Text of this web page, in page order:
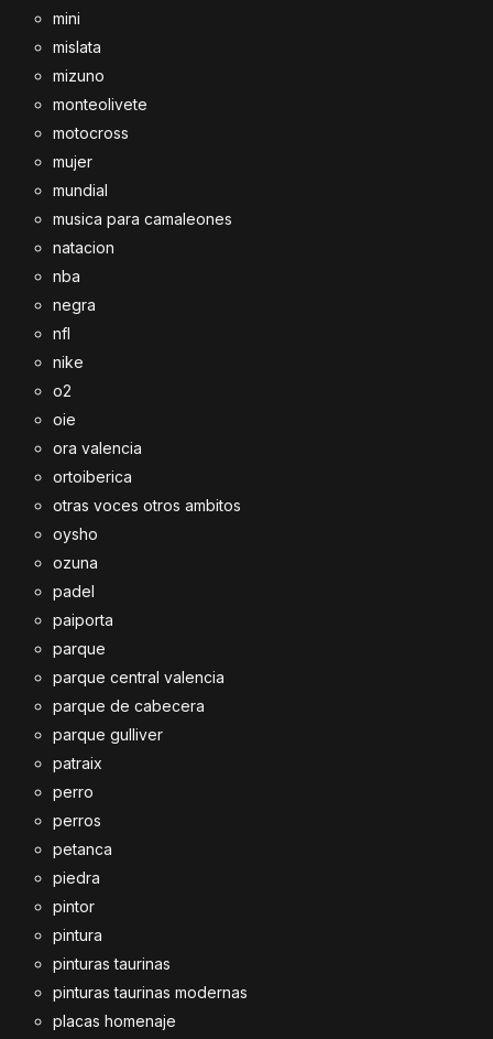
mini
mislata
mizuno
monteolivete
motocross
mujer
mundial
musica para camaleones
natacion
nba
negra
nfl
nike
o2
oie
ora valencia
ortoiberica
otras voces otros ambitos
oysho
ozuna
padel
paiporta
parque
parque central valencia
parque de cabecera
parque gulliver
patraix
perro
perros
petanca
piedra
pintor
pintura
pinturas taurinas
pinturas taurinas modernas
placas homenaje